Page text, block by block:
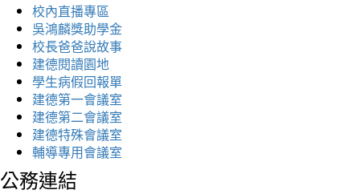
校內直播專區
吳鴻麟獎助學金
校長爸爸說故事
建德閱讀園地
學生病假回報單
建德第一會議室
建德第二會議室
建德特殊會議室
輔導專用會議室
公務連結